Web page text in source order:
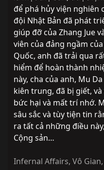
để phá hủy viện nghiên
đội Nhật Bản đã phát
giúp đỡ của Zhang Jue
viên của đảng ngầm
Quốc, anh đã trải qua
hiểm để hoàn thành
này, cha của anh, Mu
kiên trung, đã bị giết, và
bức hại và mất trí nhớ.
sâu sắc và tùy tiện tin
ra tất cả những điều
Cộng sản…
Infernal Affairs, Vô Gian,